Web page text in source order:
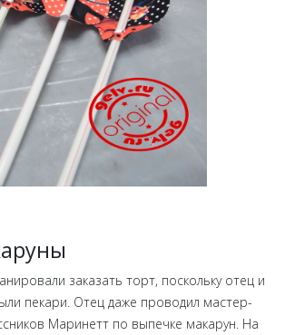
заказать торт, поскольку отец и
пекари. Отец даже проводил мастер-
Маринетт по выпечке макарун. На